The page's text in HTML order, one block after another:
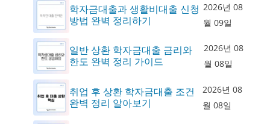
학자금대출과 생활비대출 신청
방법 완벽 정리하기
2026년 08
월 09일
일반 상환 학자금대출 금리와
한도 완벽 정리 가이드
2026년 08
월 08일
취업 후 상환 학자금대출 조건
완벽 정리 알아보기
2026년 08
월 08일